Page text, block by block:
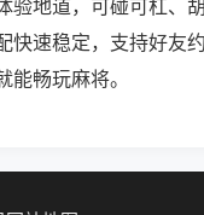
验地道，可碰可杠、
速稳定，支持好友
畅玩麻将。